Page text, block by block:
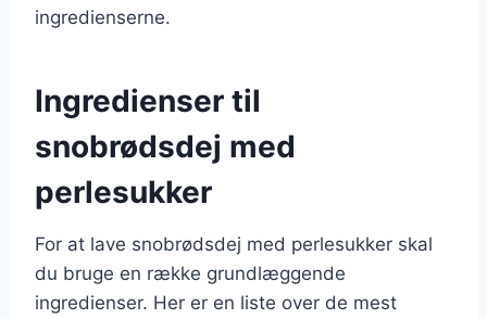
ingredienserne.
Ingredienser til
snobrødsdej med
perlesukker
For at lave snobrødsdej med perlesukker skal
du bruge en række grundlæggende
ingredienser. Her er en liste over de mest